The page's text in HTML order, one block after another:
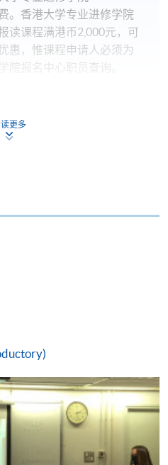
。香港大学专业进修学院
读课程满港币2,000元，可
惠，惟课程申请人必须为
院报名中心职员查询。
先到先得形式报名）及个
名/注册服务，申请人可在
WeChat Pay）、支付宝
内开课，为免邮递延误报
学院报名中心报名，并避
（例如课程因报名人数不足
费用概不退还。如获学院批
事、微信支付、支付宝、
款）方式缴交之款项，将
更多